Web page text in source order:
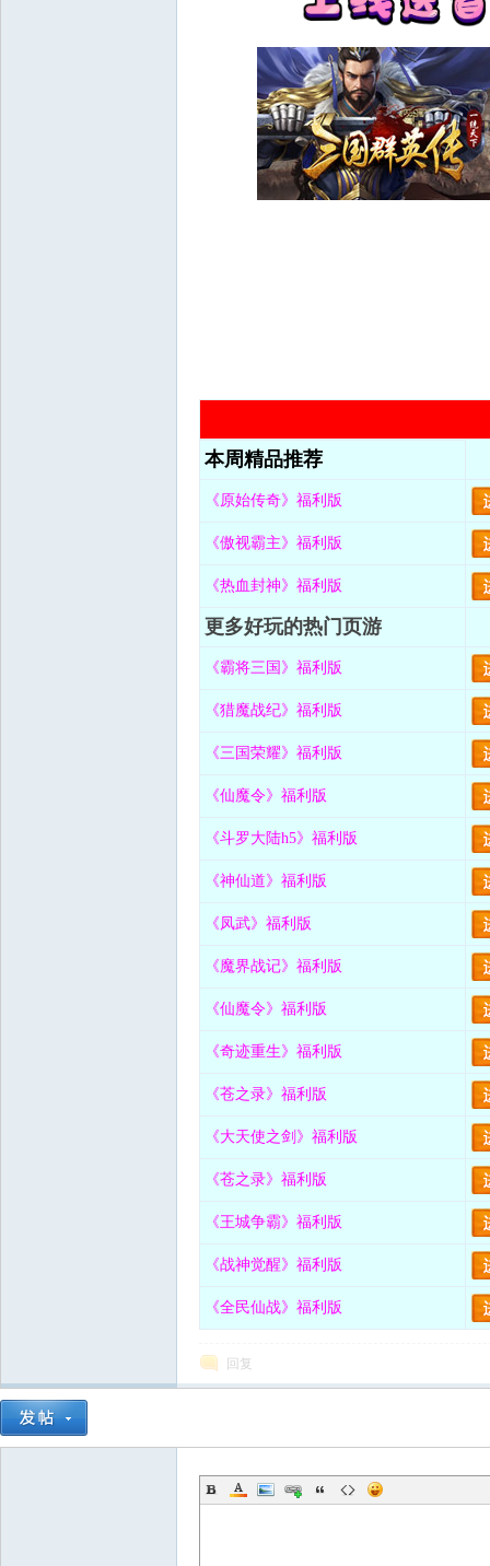
本周精品推荐
《原始传奇》福利版
《傲视霸主》福利版
《热血封神》福利版
更多好玩的热门页游
《霸将三国》福利版
《猎魔战纪》福利版
《三国荣耀》福利版
《仙魔令》福利版
《斗罗大陆h5》福利版
《神仙道》福利版
《凤武》福利版
《魔界战记》福利版
《仙魔令》福利版
《奇迹重生》福利版
《苍之录》福利版
《大天使之剑》福利版
《苍之录》福利版
《王城争霸》福利版
《战神觉醒》福利版
《全民仙战》福利版
回复